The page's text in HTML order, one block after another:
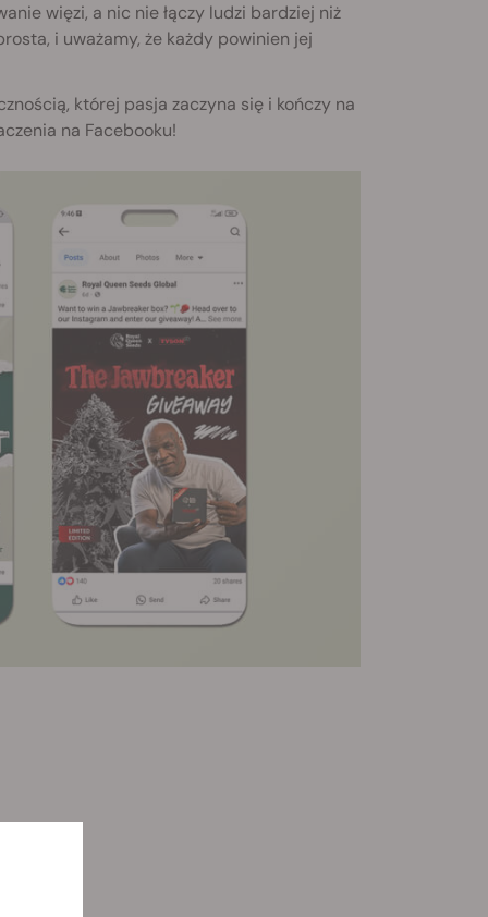
więzi, a nic nie łączy ludzi bardziej niż
i uważamy, że każdy powinien jej
której pasja zaczyna się i kończy na
na Facebooku!